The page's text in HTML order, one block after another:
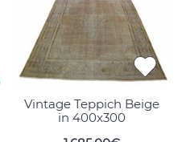
Vintage Teppich Beige
in 400x300